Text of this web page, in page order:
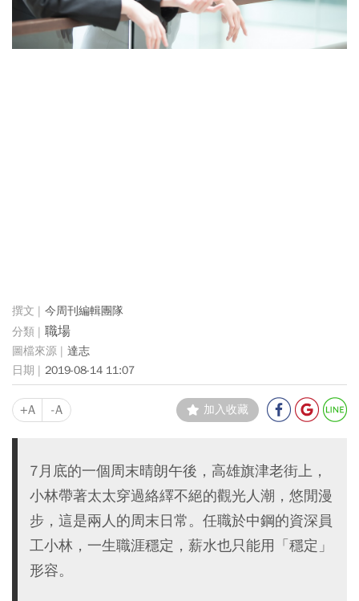
今周刊編輯團隊
職場
達志
2019-08-14 11:07
+A -A 加入收藏
7月底的一個周末晴朗午後，高雄旗津老街上，
小林帶著太太穿過絡繹不絕的觀光人潮，悠閒漫
步，這是兩人的周末日常。任職於中鋼的資深員
工小林，一生職涯穩定，薪水也只能用「穩定」
形容。